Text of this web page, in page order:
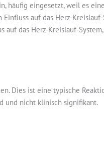
häufig eingesetzt, weil es
auf das Herz-
das Herz-Kreislauf-
Dies ist eine typische
und nicht klinisch signifikant.